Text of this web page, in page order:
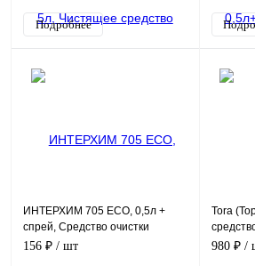
Подробнее
ИНТЕРХИМ 705 ECO, 0,5л +
спрей, Средство очистки
поверхностей в санитарных
156 ₽ / шт
Tora
980 ₽ /